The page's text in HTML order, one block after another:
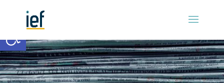
Ouvrir la barre d’outils